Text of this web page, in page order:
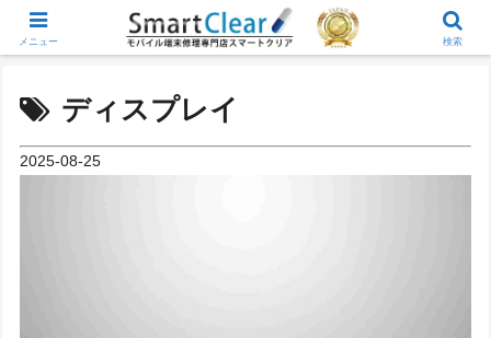
ディスプレイ
2025-08-25
メニュー 検索